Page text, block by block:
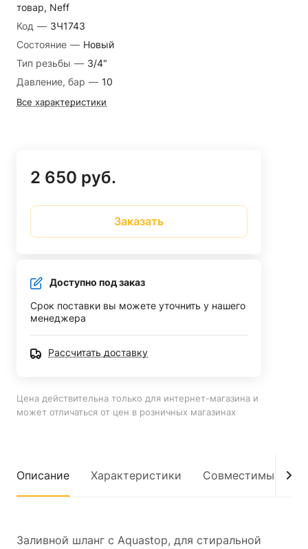
товар, Neff
Код — ЗЧ1743
Состояние — Новый
Тип резьбы — 3/4"
Давление, бар — 10
Все характеристики
2 650 руб.
Заказать
Доступно под заказ
Срок поставки вы можете уточнить у нашего
менеджера
Рассчитать доставку
Цена действительна только для интернет-магазина и
может отличаться от цен в розничных магазинах
Описание Характеристики Совместимые
Заливной шланг с Aquastop, для стиральной